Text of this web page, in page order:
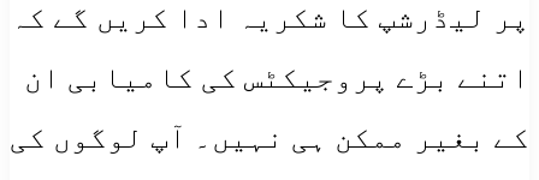
پر لیڈرشپ کا شکریہ ادا کریں گے کہ
اتنے بڑے پروجیکٹس کی کامیابی ان
کے بغیر ممکن ہی نہیں۔ آپ لوگوں کی